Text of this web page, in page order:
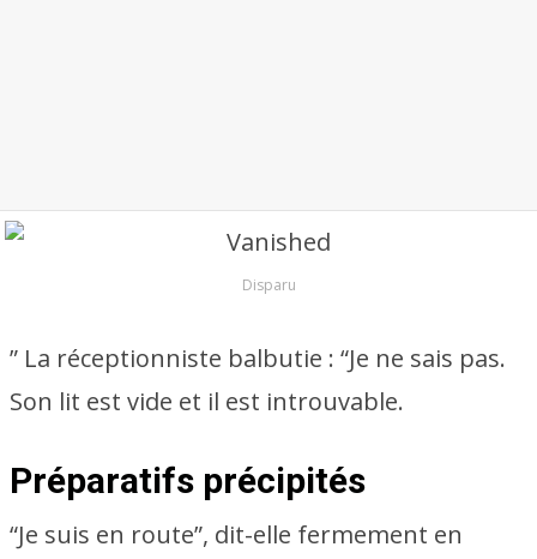
Disparu
” La réceptionniste balbutie : “Je ne sais pas.
Son lit est vide et il est introuvable.
Préparatifs précipités
“Je suis en route”, dit-elle fermement en